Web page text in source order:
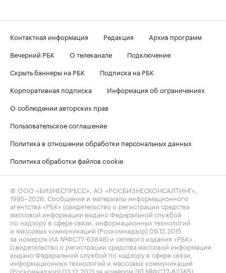
Контактная информация Редакция
Архив программ
Вечерний РБК
О телеканале
Подключение
Скрыть баннеры на РБК
Подписка на РБК
Корпоративная подписка
Информация об ограничениях
О соблюдении авторских прав
Пользовательское соглашение
Политика в отношении обработки персональных данных
Политика обработки файлов cookie
© ООО «БИЗНЕСПРЕСС», АО «РОСБИЗНЕСКОНСАЛТИНГ»,
1995–2026 . Сообщения и материалы информационного
агентства «РБК» (свидетельство о регистрации средства
массовой информации выдано Федеральной службой
по надзору в сфере связи, информационных технологий
и массовых коммуникаций (Роскомнадзор) 09.12.2015
за номером ИА №ФС77-63848) и сетевого издания «РБК»
(свидетельство о регистрации средства массовой информации
выдано Федеральной службой по надзору в сфере связи,
информационных технологий и массовых коммуникаций
(Роскомнадзор) 03.12.2021 за номером ЭЛ №ФС77-82385)